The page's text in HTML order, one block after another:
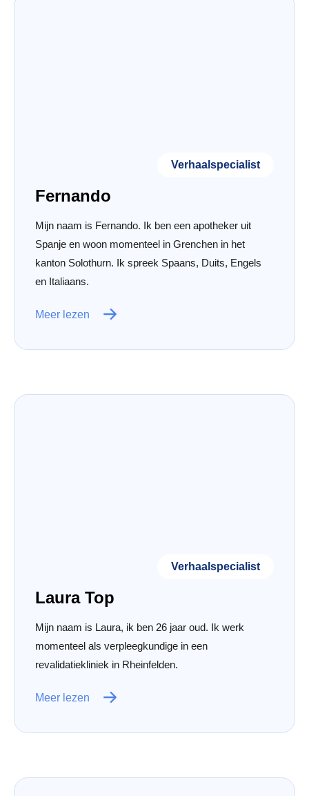
Verhaalspecialist
Fernando
Mijn naam is Fernando. Ik ben een apotheker uit
Spanje en woon momenteel in Grenchen in het
kanton Solothurn. Ik spreek Spaans, Duits, Engels
en Italiaans.
Meer lezen
Verhaalspecialist
Laura Top
Mijn naam is Laura, ik ben 26 jaar oud. Ik werk
momenteel als verpleegkundige in een
revalidatiekliniek in Rheinfelden.
Meer lezen